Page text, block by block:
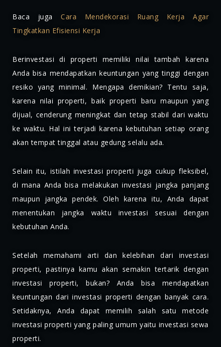
Baca jugaCara Mendekorasi Ruang Kerja Agar
Tingkatkan Efisiensi Kerja
Berinvestasi di properti memiliki nilai tambah karena
Anda bisa mendapatkan keuntungan yang tinggi dengan
resiko yang minimal. Mengapa demikian? Tentu saja,
karena nilai properti, baik properti baru maupun yang
dijual, cenderung meningkat dan tetap stabil dari waktu
ke waktu. Hal ini terjadi karena kebutuhan setiap orang
akan tempat tinggal atau gedung selalu ada.
Selain itu, istilah investasi properti juga cukup fleksibel,
di mana Anda bisa melakukan investasi jangka panjang
maupun jangka pendek. Oleh karena itu, Anda dapat
menentukan jangka waktu investasi sesuai dengan
kebutuhan Anda.
Setelah memahami arti dan kelebihan dari investasi
properti, pastinya kamu akan semakin tertarik dengan
investasi properti, bukan? Anda bisa mendapatkan
keuntungan dari investasi properti dengan banyak cara.
Setidaknya, Anda dapat memilih salah satu metode
investasi properti yang paling umum yaitu investasi sewa
properti.